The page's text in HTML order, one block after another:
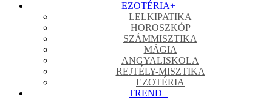
EZOTÉRIA+
LELKIPATIKA
HOROSZKÓP
SZÁMMISZTIKA
MÁGIA
ANGYALISKOLA
REJTÉLY-MISZTIKA
EZOTÉRIA
TREND+